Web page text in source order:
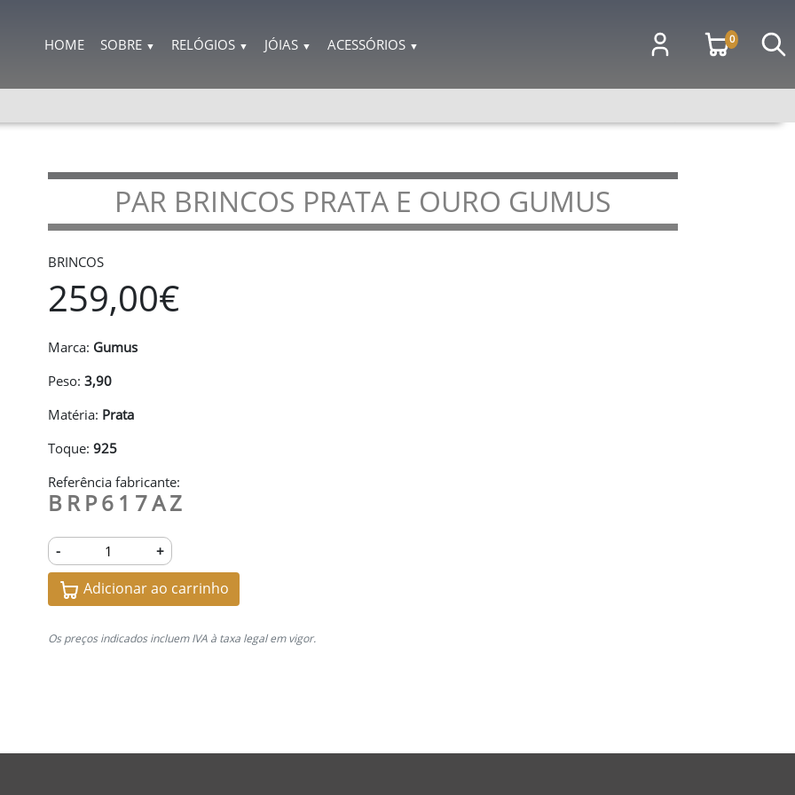
HOME SOBRE ▼ RELÓGIOS ▼ JÓIAS ▼ ACESSÓRIOS ▼ 0
PAR BRINCOS PRATA E OURO GUMUS
BRINCOS
259,00€
Marca: Gumus
Peso: 3,90
Matéria: Prata
Toque: 925
Referência fabricante:
BRP617AZ
- +
Adicionar ao carrinho
Os preços indicados incluem IVA à taxa legal em vigor.